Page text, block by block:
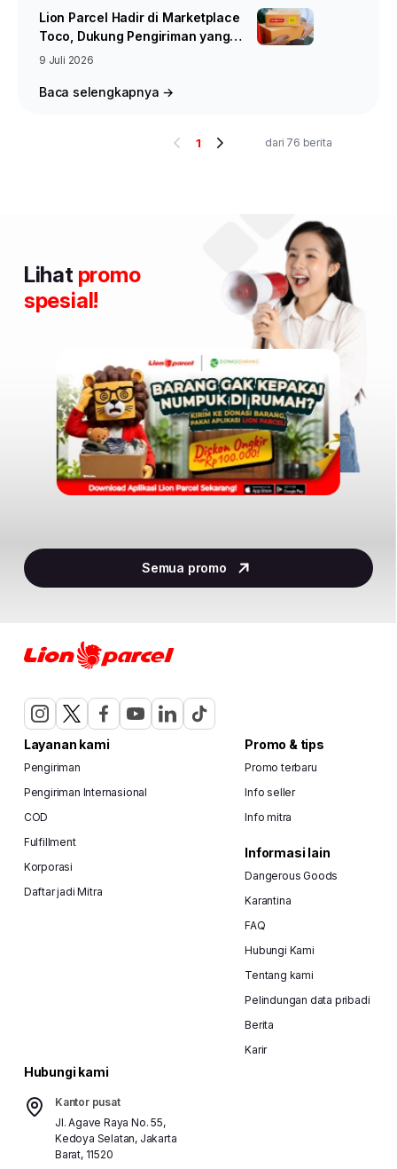
Lion Parcel Hadir di Marketplace
Toco, Dukung Pengiriman yang
Lebih Fleksibel bagi Seller
9 Juli 2026
Baca selengkapnya →
1 dari 76 berita
Lihat promo
spesial!
2
of
Semua promo
Layanan kami
Pengiriman
Pengiriman Internasional
COD
Fulfillment
Korporasi
Daftar jadi Mitra
Promo & tips
Promo terbaru
Info seller
Info mitra
Informasi lain
Dangerous Goods
Karantina
FAQ
Hubungi Kami
Tentang kami
Pelindungan data pribadi
Berita
Karir
Hubungi kami
Kantor pusat
Jl. Agave Raya No. 55,
Kedoya Selatan, Jakarta
Barat, 11520